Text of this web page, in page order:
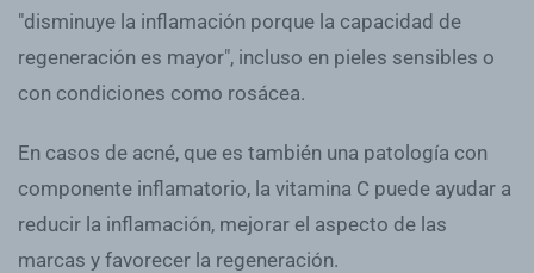
"disminuye la inflamación porque la capacidad de
regeneración es mayor", incluso en pieles sensibles o
con condiciones como rosácea.
En casos de acné, que es también una patología con
componente inflamatorio, la vitamina C puede ayudar a
reducir la inflamación, mejorar el aspecto de las
marcas y favorecer la regeneración.